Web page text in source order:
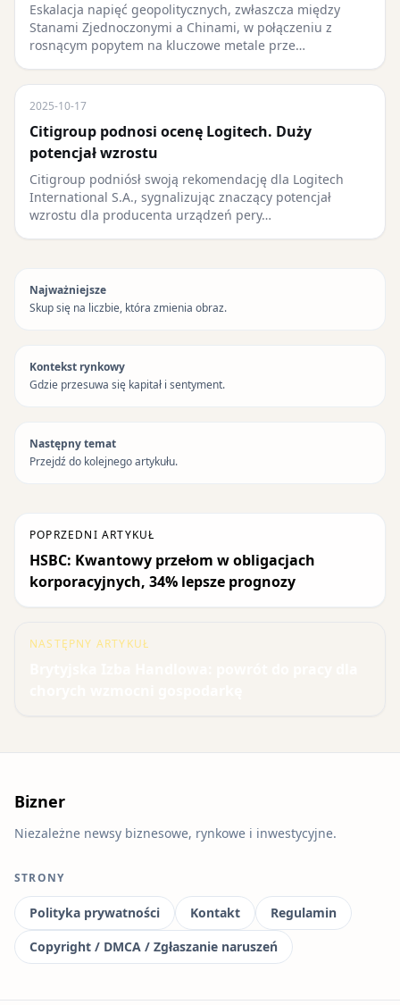
Eskalacja napięć geopolitycznych, zwłaszcza między
Stanami Zjednoczonymi a Chinami, w połączeniu z
rosnącym popytem na kluczowe metale prze…
2025-10-17
Citigroup podnosi ocenę Logitech. Duży
potencjał wzrostu
Citigroup podniósł swoją rekomendację dla Logitech
International S.A., sygnalizując znaczący potencjał
wzrostu dla producenta urządzeń pery…
Najważniejsze
Skup się na liczbie, która zmienia obraz.
Kontekst rynkowy
Gdzie przesuwa się kapitał i sentyment.
Następny temat
Przejdź do kolejnego artykułu.
POPRZEDNI ARTYKUŁ
HSBC: Kwantowy przełom w obligacjach
korporacyjnych, 34% lepsze prognozy
NASTĘPNY ARTYKUŁ
Bizner
Niezależne newsy biznesowe, rynkowe i inwestycyjne.
STRONY
Polityka prywatności Kontakt
Regulamin
Copyright / DMCA / Zgłaszanie naruszeń